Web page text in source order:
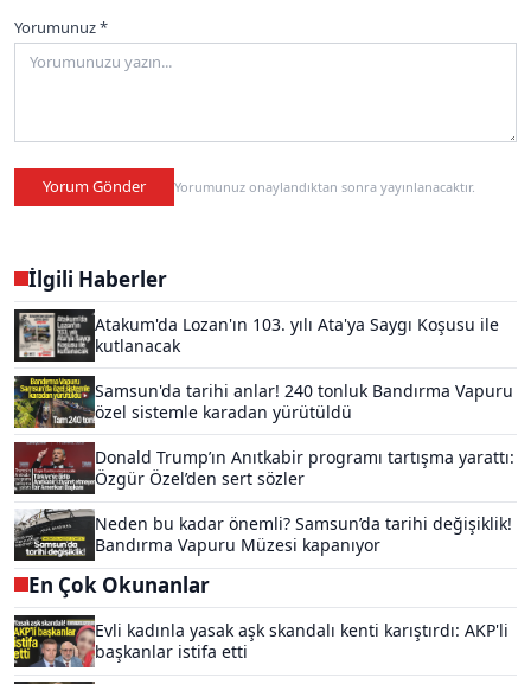
Yorumunuz *
Yorum Gönder Yorumunuz onaylandıktan sonra yayınlanacaktır.
İlgili Haberler
Atakum'da Lozan'ın 103. yılı Ata'ya Saygı Koşusu ile
kutlanacak
Samsun'da tarihi anlar! 240 tonluk Bandırma Vapuru
özel sistemle karadan yürütüldü
Donald Trump’ın Anıtkabir programı tartışma yarattı:
Özgür Özel’den sert sözler
Neden bu kadar önemli? Samsun’da tarihi değişiklik!
Bandırma Vapuru Müzesi kapanıyor
En Çok Okunanlar
Evli kadınla yasak aşk skandalı kenti karıştırdı: AKP'li
başkanlar istifa etti